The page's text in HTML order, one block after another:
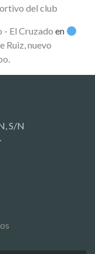
del club
- El Cruzado en
Ruiz, nuevo
S/N